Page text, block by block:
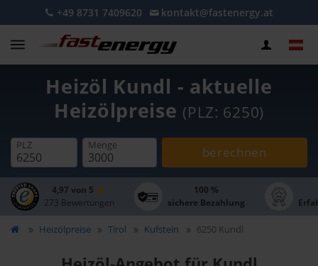
+49 8731 7409620 kontakt@fastenergy.at
Heizöl Kundl - aktuelle
Heizölpreise (PLZ: 6250)
PLZ Menge berechnen
4,97 von 5
273 Bewertungen
100 %
sichere Bezahlung
Heizölpreise Tirol Kufstein 6250 Kundl